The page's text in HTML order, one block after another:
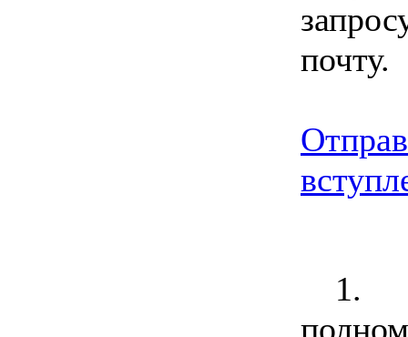
почту.
1.